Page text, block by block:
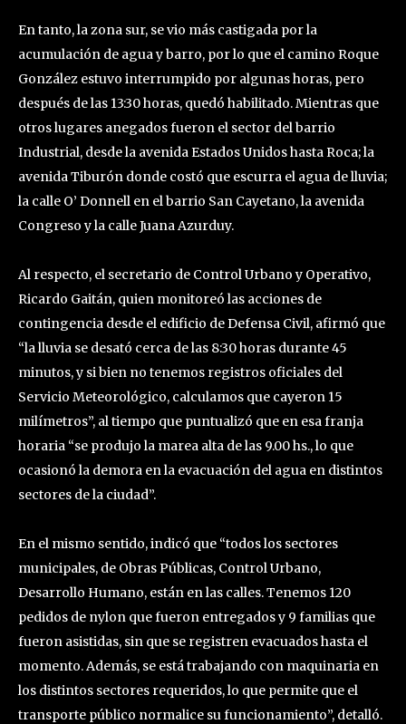
En tanto, la zona sur, se vio más castigada por la
acumulación de agua y barro, por lo que el camino Roque
González estuvo interrumpido por algunas horas, pero
después de las 13:30 horas, quedó habilitado. Mientras que
otros lugares anegados fueron el sector del barrio
Industrial, desde la avenida Estados Unidos hasta Roca; la
avenida Tiburón donde costó que escurra el agua de lluvia;
la calle O’ Donnell en el barrio San Cayetano, la avenida
Congreso y la calle Juana Azurduy.
Al respecto, el secretario de Control Urbano y Operativo,
Ricardo Gaitán, quien monitoreó las acciones de
contingencia desde el edificio de Defensa Civil, afirmó que
“la lluvia se desató cerca de las 8:30 horas durante 45
minutos, y si bien no tenemos registros oficiales del
Servicio Meteorológico, calculamos que cayeron 15
milímetros”, al tiempo que puntualizó que en esa franja
horaria “se produjo la marea alta de las 9.00 hs., lo que
ocasionó la demora en la evacuación del agua en distintos
sectores de la ciudad”.
En el mismo sentido, indicó que “todos los sectores
municipales, de Obras Públicas, Control Urbano,
Desarrollo Humano, están en las calles. Tenemos 120
pedidos de nylon que fueron entregados y 9 familias que
fueron asistidas, sin que se registren evacuados hasta el
momento. Además, se está trabajando con maquinaria en
los distintos sectores requeridos, lo que permite que el
transporte público normalice su funcionamiento”, detalló.